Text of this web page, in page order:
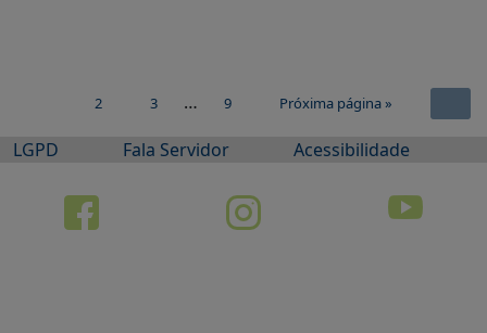
2 3 … 9 Próxima página »
LGPD Fala Servidor Acessibilidade